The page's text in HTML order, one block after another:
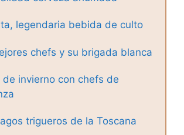
legendaria bebida de culto
chefs y su brigada blanca
de invierno con chefs de
trigueros de la Toscana